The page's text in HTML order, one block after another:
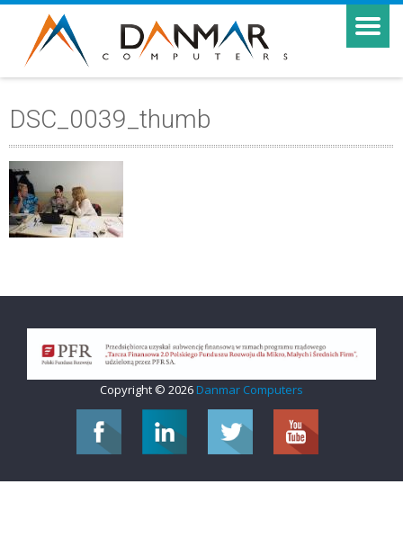
DSC_0039_thumb
Copyright © 2026 Danmar Computers